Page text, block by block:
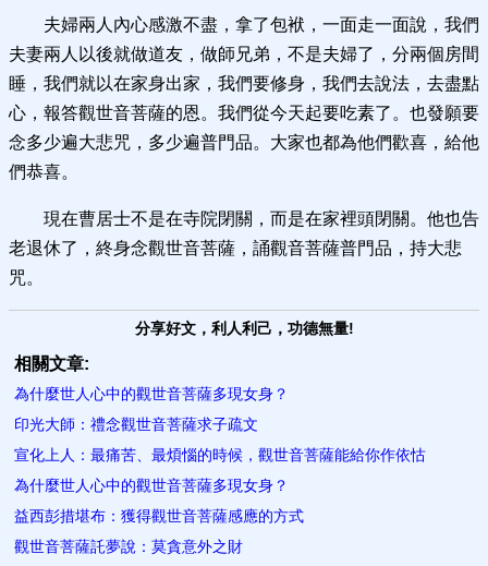
夫婦兩人內心感激不盡，拿了包袱，一面走一面說，我們
夫妻兩人以後就做道友，做師兄弟，不是夫婦了，分兩個房間
睡，我們就以在家身出家，我們要修身，我們去說法，去盡點
心，報答觀世音菩薩的恩。我們從今天起要吃素了。也發願要
念多少遍大悲咒，多少遍普門品。大家也都為他們歡喜，給他
們恭喜。
現在曹居士不是在寺院閉關，而是在家裡頭閉關。他也告
老退休了，終身念觀世音菩薩，誦觀音菩薩普門品，持大悲
咒。
分享好文，利人利己，功德無量!
相關文章:
為什麼世人心中的觀世音菩薩多現女身？
印光大師：禮念觀世音菩薩求子疏文
宣化上人：最痛苦、最煩惱的時候，觀世音菩薩能給你作依怙
為什麼世人心中的觀世音菩薩多現​女身？
益西彭措堪布：獲得觀世音菩薩感應的方式
觀世音菩薩託夢說：莫貪意外之財